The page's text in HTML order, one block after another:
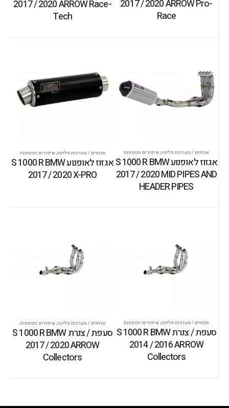
2017 / 2020 ARROW Pro-
Race
2017 / 2020 ARROW Race-
Tech
אגזוזים / מערכות פליטה, שיפורים ותוספות
אגזוז לאופנוע S 1000 R BMW
2017 / 2020 MID PIPES AND
HEADER PIPES
אגזוזים / מערכות פליטה, שיפורים ותוספות
אגזוז לאופנוע S 1000 R BMW
2017 / 2020 X-PRO
אגזוזים / מערכות פליטה, שיפורים ותוספות
סעפת / צנרת S 1000 R BMW
2014 / 2016 ARROW
Collectors
אגזוזים / מערכות פליטה, שיפורים ותוספות
סעפת / צנרת S 1000 R BMW
2017 / 2020 ARROW
Collectors